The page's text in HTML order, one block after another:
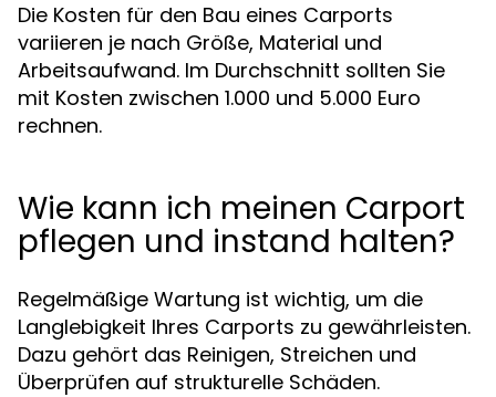
Die Kosten für den Bau eines Carports
variieren je nach Größe, Material und
Arbeitsaufwand. Im Durchschnitt sollten Sie
mit Kosten zwischen 1.000 und 5.000 Euro
rechnen.
Wie kann ich meinen Carport
pflegen und instand halten?
Regelmäßige Wartung ist wichtig, um die
Langlebigkeit Ihres Carports zu gewährleisten.
Dazu gehört das Reinigen, Streichen und
Überprüfen auf strukturelle Schäden.